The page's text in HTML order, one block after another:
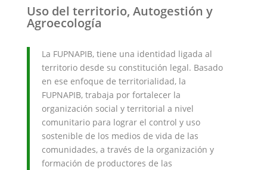
Uso del territorio, Autogestión y
Agroecología
La FUPNAPIB, tiene una identidad ligada al
territorio desde su constitución legal. Basado
en ese enfoque de territorialidad, la
FUPNAPIB, trabaja por fortalecer la
organización social y territorial a nivel
comunitario para lograr el control y uso
sostenible de los medios de vida de las
comunidades, a través de la organización y
formación de productores de las